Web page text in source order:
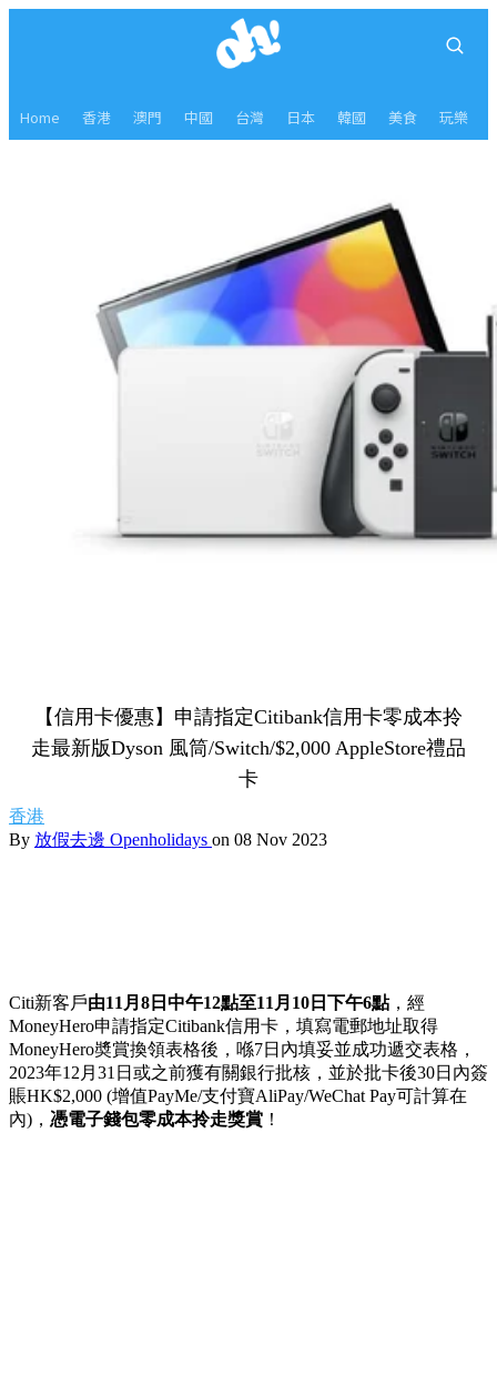
Home 香港 澳門 中國 台灣 日本 韓國 美食 玩樂
【信用卡優惠】申請指定Citibank信用卡零成本拎
走最新版Dyson 風筒/Switch/$2,000 AppleStore禮品
卡
香港
By 放假去邊 Openholidays on 08 Nov 2023
Citi新客戶由11月8日中午12點至11月10日下午6點，經
MoneyHero申請指定Citibank信用卡，填寫電郵地址取得
MoneyHero奬賞換領表格後，喺7日內填妥並成功遞交表格，
2023年12月31日或之前獲有關銀行批核，並於批卡後30日內簽
賬HK$2,000 (增值PayMe/支付寶AliPay/WeChat Pay可計算在
內)， 憑電子錢包零成本拎走獎賞 ！